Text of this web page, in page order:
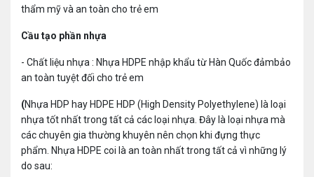
thẩm mỹ và an toàn cho trẻ em
Cầu tạo phần nhựa
- Chất liệu nhựa : Nhựa HDPE nhập khẩu từ Hàn Quốc đảmbảo
an toàn tuyệt đối cho trẻ em
(Nhựa HDP hay HDPE HDP (High Density Polyethylene) là loại
nhựa tốt nhất trong tất cả các loại nhựa. Đây là loại nhựa mà
các chuyên gia thường khuyên nên chọn khi đựng thực
phẩm. Nhựa HDPE coi là an toàn nhất trong tất cả vì những lý
do sau: